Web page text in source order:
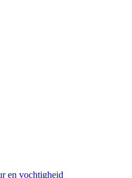
en vochtigheid